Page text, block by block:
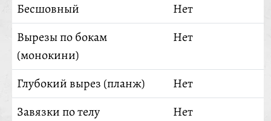
Бесшовный
Нет
Вырезы по бокам
(монокини)
Нет
Глубокий вырез (планж)
Нет
Завязки по телу
Нет